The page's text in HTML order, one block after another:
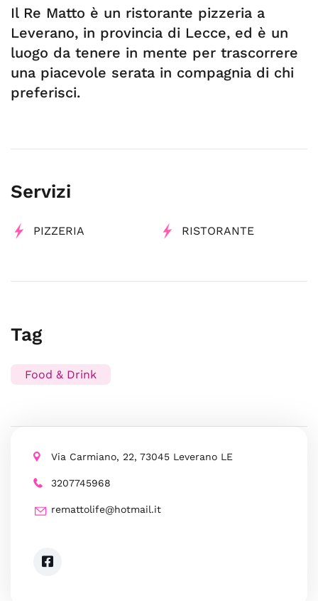
Il Re Matto è un ristorante pizzeria a
Leverano, in provincia di Lecce, ed è un
luogo da tenere in mente per trascorrere
una piacevole serata in compagnia di chi
preferisci.
Servizi
PIZZERIA RISTORANTE
Tag
Food & Drink
Via Carmiano, 22, 73045 Leverano LE
3207745968
remattolife@hotmail.it